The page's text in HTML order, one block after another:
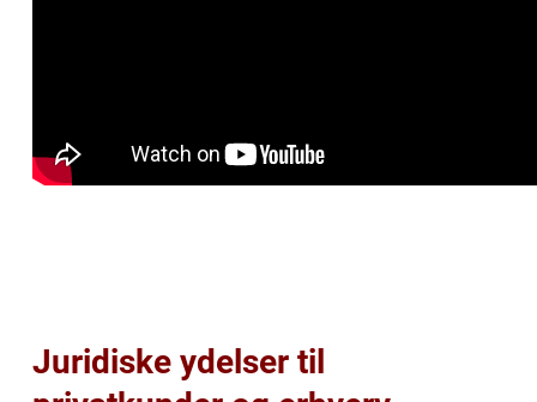
Juridiske ydelser til